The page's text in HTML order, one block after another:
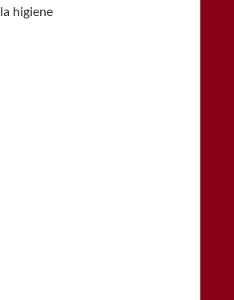
higiene